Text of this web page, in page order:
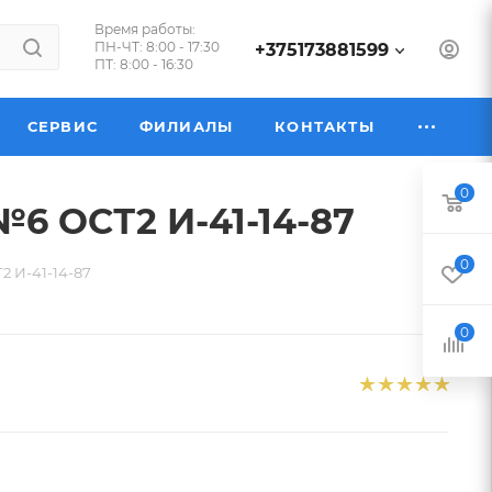
Время работы:
ПН-ЧТ: 8:00 - 17:30
ПТ: 8:00 - 16:30
+375173881599
СЕРВИС ФИЛИАЛЫ КОНТАКТЫ
ОСТ2 И-41-14-87
И-41-14-87
0
0
0